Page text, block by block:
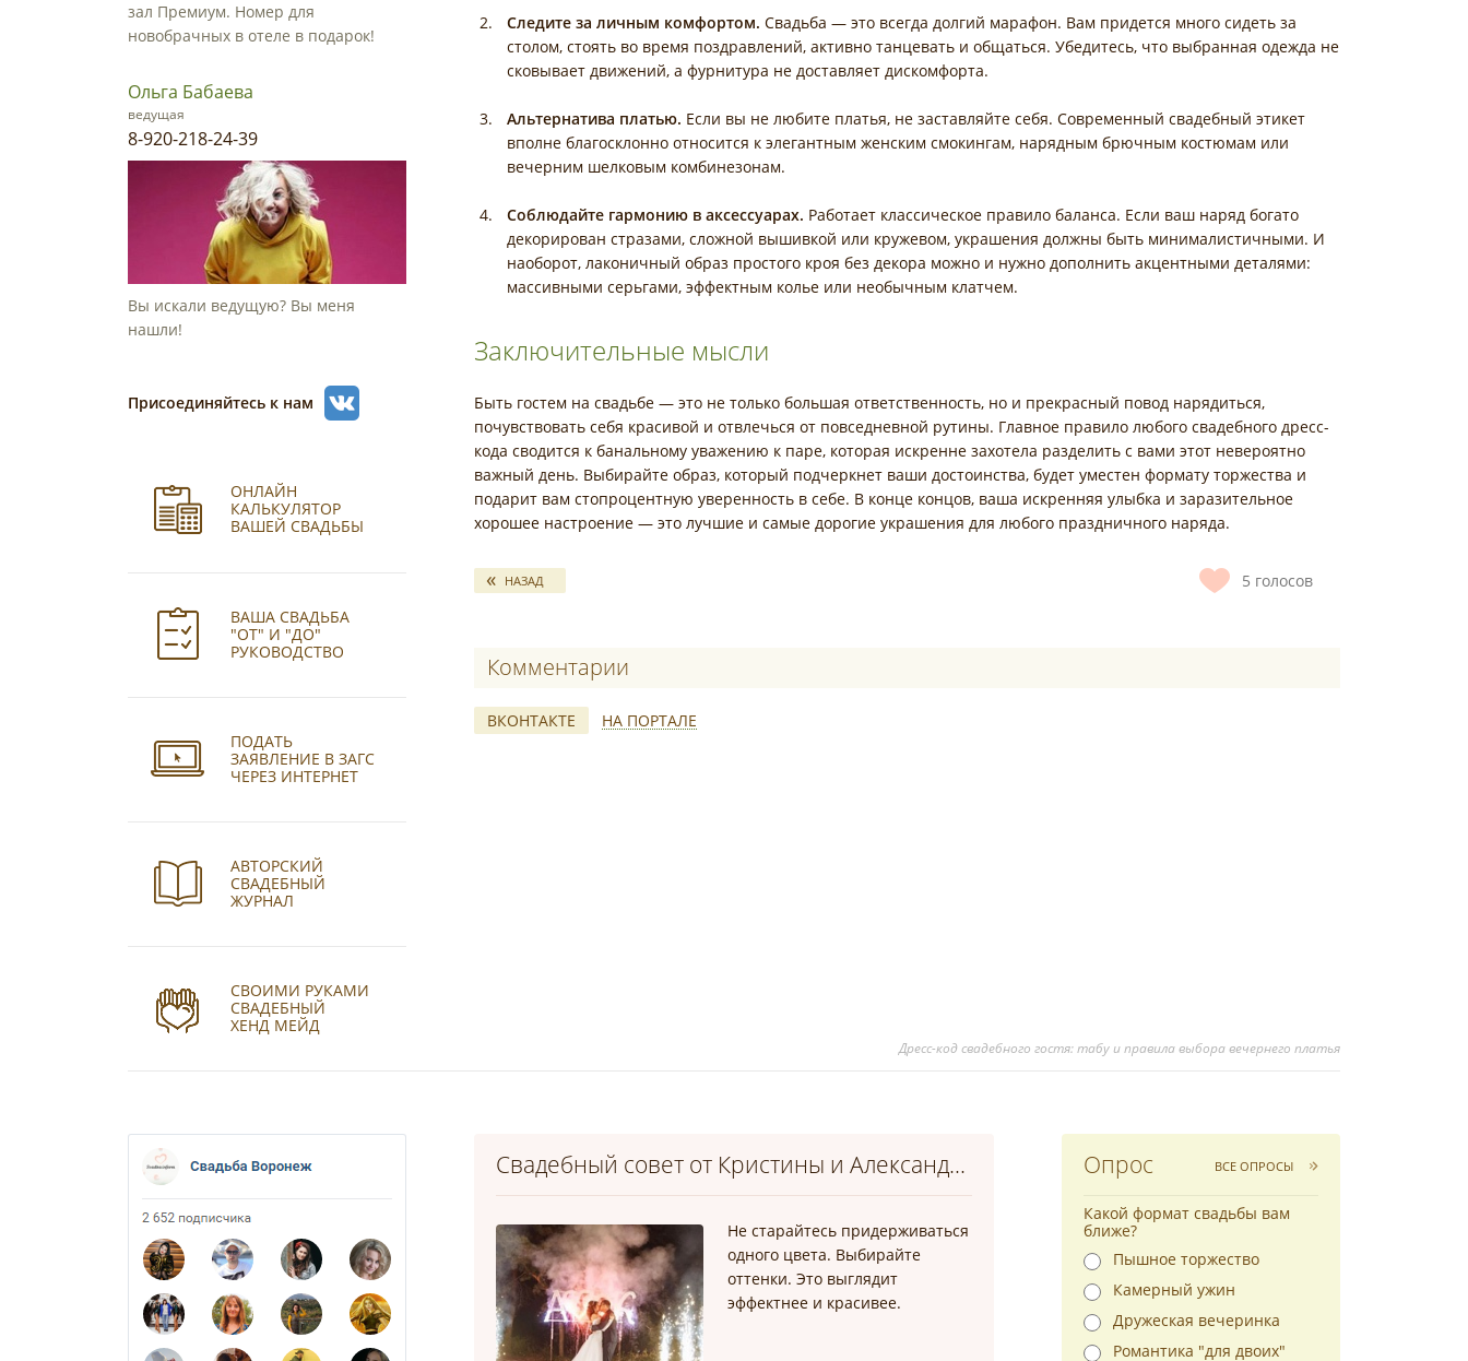
Следите за личным комфортом. Свадьба — это всегда долгий марафон. Вам придется много сидеть за
столом, стоять во время поздравлений, активно танцевать и общаться. Убедитесь, что выбранная одежда не
сковывает движений, а фурнитура не доставляет дискомфорта.
Альтернатива платью. Если вы не любите платья, не заставляйте себя. Современный свадебный этикет
вполне благосклонно относится к элегантным женским смокингам, нарядным брючным костюмам или
вечерним шелковым комбинезонам.
Соблюдайте гармонию в аксессуарах. Работает классическое правило баланса. Если ваш наряд богато
декорирован стразами, сложной вышивкой или кружевом, украшения должны быть минималистичными. И
наоборот, лаконичный образ простого кроя без декора можно и нужно дополнить акцентными деталями:
массивными серьгами, эффектным колье или необычным клатчем.
Заключительные мысли
Быть гостем на свадьбе — это не только большая ответственность, но и прекрасный повод нарядиться,
почувствовать себя красивой и отвлечься от повседневной рутины. Главное правило любого свадебного дресс-
кода сводится к банальному уважению к паре, которая искренне захотела разделить с вами этот невероятно
важный день. Выбирайте образ, который подчеркнет ваши достоинства, будет уместен формату торжества и
подарит вам стопроцентную уверенность в себе. В конце концов, ваша искренняя улыбка и заразительное
хорошее настроение — это лучшие и самые дорогие украшения для любого праздничного наряда.
5 голосов
НАЗАД
Комментарии
ВКОНТАКТЕ НА ПОРТАЛЕ
*
*
Дресс-код свадебного гостя: табу и правила выбора вечернего платья
зал Премиум. Номер для
новобрачных в отеле в подарок!
Ольга Бабаева
ведущая
8-920-218-24-39
Вы искали ведущую? Вы меня
нашли!
Присоединяйтесь к нам
ОНЛАЙН
КАЛЬКУЛЯТОР
ВАШЕЙ СВАДЬБЫ
ВАША СВАДЬБА
"ОТ" И "ДО"
РУКОВОДСТВО
ПОДАТЬ
ЗАЯВЛЕНИЕ В ЗАГС
ЧЕРЕЗ ИНТЕРНЕТ
АВТОРСКИЙ
СВАДЕБНЫЙ
ЖУРНАЛ
СВОИМИ РУКАМИ
СВАДЕБНЫЙ
ХЕНД МЕЙД
Свадебный совет от Кристины и Александра
Не старайтесь придерживаться
одного цвета. Выбирайте
оттенки. Это выглядит
эффектнее и красивее.
Опрос ВСЕ ОПРОСЫ
Какой формат свадьбы вам
ближе?
Пышное торжество
Камерный ужин
Дружеская вечеринка
Романтика "для двоих"